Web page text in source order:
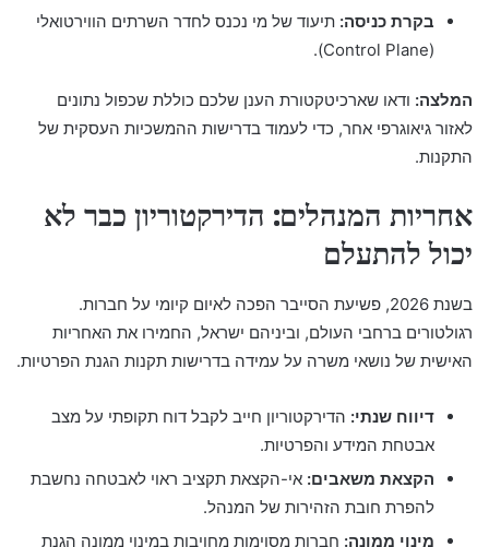
בקרת כניסה: תיעוד של מי נכנס לחדר השרתים הווירטואלי
(Control Plane).
המלצה: ודאו שארכיטקטורת הענן שלכם כוללת שכפול נתונים
לאזור גיאוגרפי אחר, כדי לעמוד בדרישות ההמשכיות העסקית של
התקנות.
אחריות המנהלים: הדירקטוריון כבר לא
יכול להתעלם
בשנת 2026, פשיעת הסייבר הפכה לאיום קיומי על חברות.
רגולטורים ברחבי העולם, וביניהם ישראל, החמירו את האחריות
האישית של נושאי משרה על עמידה בדרישות תקנות הגנת הפרטיות.
דיווח שנתי: הדירקטוריון חייב לקבל דוח תקופתי על מצב
אבטחת המידע והפרטיות.
הקצאת משאבים: אי-הקצאת תקציב ראוי לאבטחה נחשבת
להפרת חובת הזהירות של המנהל.
מינוי ממונה: חברות מסוימות מחויבות במינוי ממונה הגנת